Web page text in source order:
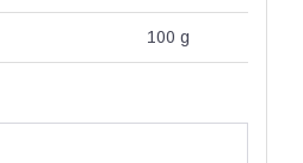
100 g